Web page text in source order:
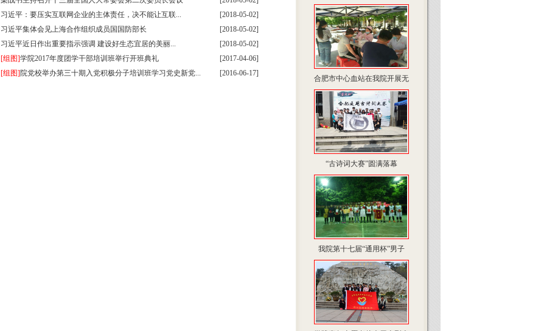
习近平：要压实互联网企业的主体责任，决不能让互联...
[2018-05-02]
习近平集体会见上海合作组织成员国国防部长
[2018-05-02]
习近平近日作出重要指示强调 建设好生态宜居的美丽...
[2018-05-02]
[组图]学院2017年度团学干部培训班举行开班典礼
[2017-04-06]
[组图]院党校举办第三十期入党积极分子培训班学习党史新党... [2016-06-17]
合肥市中心血站在我院开展无
“古诗词大赛”圆满落幕
我院第十七届“通用杯”男子